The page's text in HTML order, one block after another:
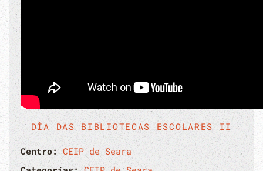
DÍA DAS BIBLIOTECAS ESCOLARES II
Centro: CEIP de Seara